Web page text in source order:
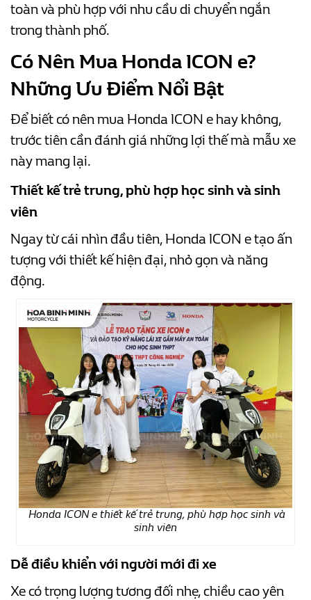
toàn và phù hợp với nhu cầu di chuyển ngắn
trong thành phố.
Có Nên Mua Honda ICON e?
Những Ưu Điểm Nổi Bật
Để biết có nên mua Honda ICON e hay không,
trước tiên cần đánh giá những lợi thế mà mẫu xe
này mang lại.
Thiết kế trẻ trung, phù hợp học sinh và sinh
viên
Ngay từ cái nhìn đầu tiên, Honda ICON e tạo ấn
tượng với thiết kế hiện đại, nhỏ gọn và năng
động.
Honda ICON e thiết kế trẻ trung, phù hợp học sinh và
sinh viên
Dễ điều khiển với người mới đi xe
Xe có trọng lượng tương đối nhẹ, chiều cao yên